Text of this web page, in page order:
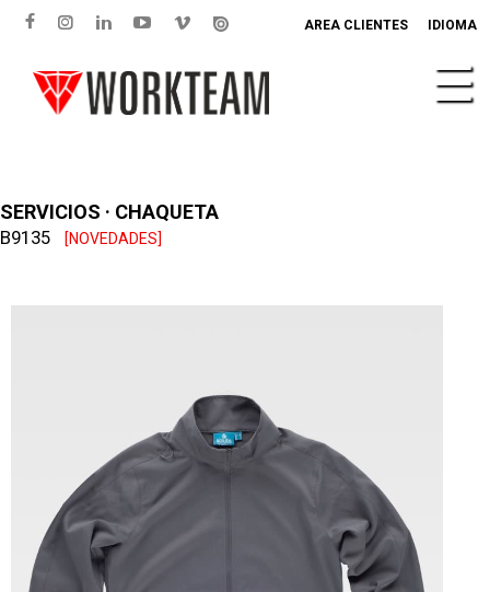
AREA CLIENTES IDIOMA
SERVICIOS · CHAQUETA
B9135 [NOVEDADES]